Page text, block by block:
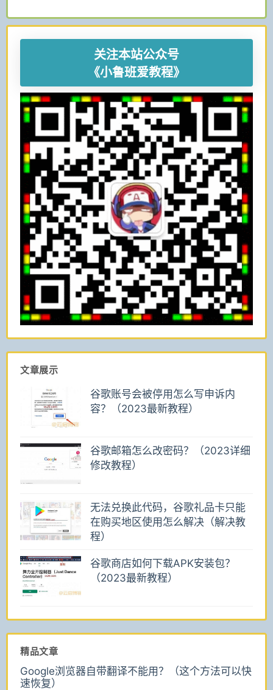
关注本站公众号
《小鲁班爱教程》
文章展示
谷歌账号会被停用怎么写申诉内
容？（2023最新教程）
谷歌邮箱怎么改密码？（2023详细
修改教程）
无法兑换此代码，谷歌礼品卡只能
在购买地区使用怎么解决（解决教
程）
谷歌商店如何下载APK安装包？
（2023最新教程）
精品文章
Google浏览器自带翻译不能用？（这个方法可以快
速恢复）